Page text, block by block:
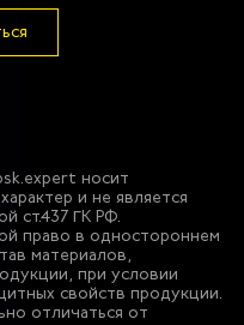
носит
и не является
ст.437 ГК РФ.
право в одностороннем
материалов,
при условии
свойств продукции.
отличаться от